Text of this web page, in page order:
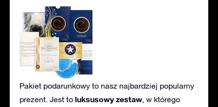
Pakiet podarunkowy to nasz najbardziej popularny
prezent. Jest to luksusowy zestaw, w którego